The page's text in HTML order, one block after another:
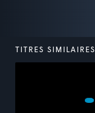
TITRES SIMILAIRES